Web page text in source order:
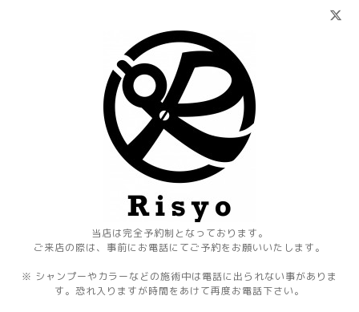
当店は完全予約制となっております。
ご来店の際は、事前にお電話にてご予約をお願いいたします。
※ シャンプーやカラーなどの施術中は電話に出られない事がありま
す。恐れ入りますが時間をあけて再度お電話下さい。